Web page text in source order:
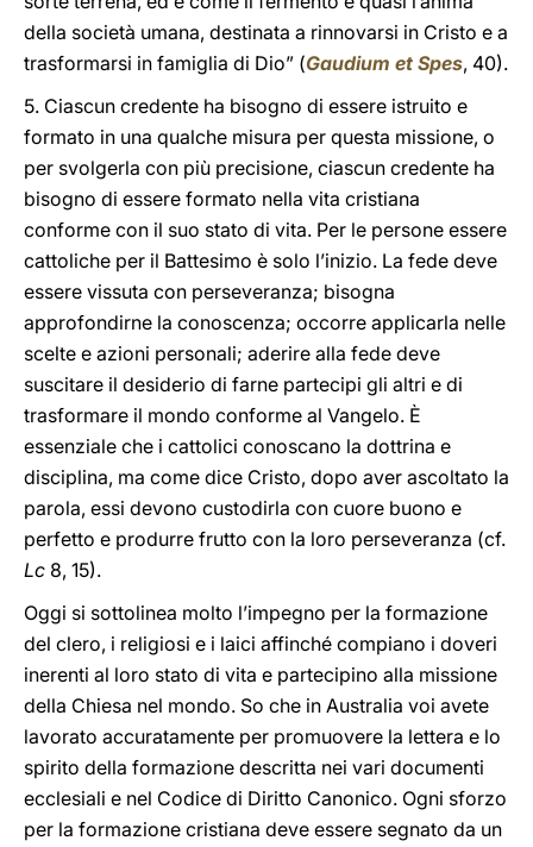
della società umana, destinata a rinnovarsi in Cristo e a
trasformarsi in famiglia di Dio” (Gaudium et Spes, 40).
5. Ciascun credente ha bisogno di essere istruito e
formato in una qualche misura per questa missione, o
per svolgerla con più precisione, ciascun credente ha
bisogno di essere formato nella vita cristiana
conforme con il suo stato di vita. Per le persone essere
cattoliche per il Battesimo è solo l’inizio. La fede deve
essere vissuta con perseveranza; bisogna
approfondirne la conoscenza; occorre applicarla nelle
scelte e azioni personali; aderire alla fede deve
suscitare il desiderio di farne partecipi gli altri e di
trasformare il mondo conforme al Vangelo. È
essenziale che i cattolici conoscano la dottrina e
disciplina, ma come dice Cristo, dopo aver ascoltato la
parola, essi devono custodirla con cuore buono e
perfetto e produrre frutto con la loro perseveranza (cf.
Lc 8, 15).
Oggi si sottolinea molto l’impegno per la formazione
del clero, i religiosi e i laici affinché compiano i doveri
inerenti al loro stato di vita e partecipino alla missione
della Chiesa nel mondo. So che in Australia voi avete
lavorato accuratamente per promuovere la lettera e lo
spirito della formazione descritta nei vari documenti
ecclesiali e nel Codice di Diritto Canonico. Ogni sforzo
per la formazione cristiana deve essere segnato da un